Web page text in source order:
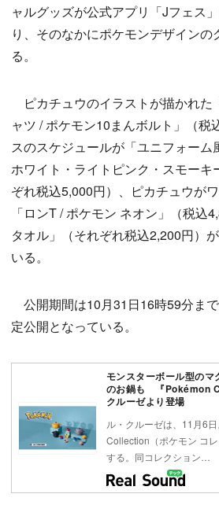
ャルグッズが公式アプリ「Jフェス
り、そのなかにポケモンデザインの
る。
ピカチュウのイラストが描かれた
ャツ / ポケモン10まんボルト」（税
スのスケジュールが「ユニフォーム
ホワイト・ライトピンク・スモーキ
ぞれ税込5,000円）、ピカチュウが
「ロンT / ポケモン ネオン」（税込
タオル」（それぞれ税込2,200円）
いる。
公開期間は10月31日16時59分ま
定公開となっている。
モンスターボール型の
のお鍋も 『Pokémon
クルーゼより登場
ル・クルーゼは、11月6
Collection（ポケモン コ
する。同コレクション…